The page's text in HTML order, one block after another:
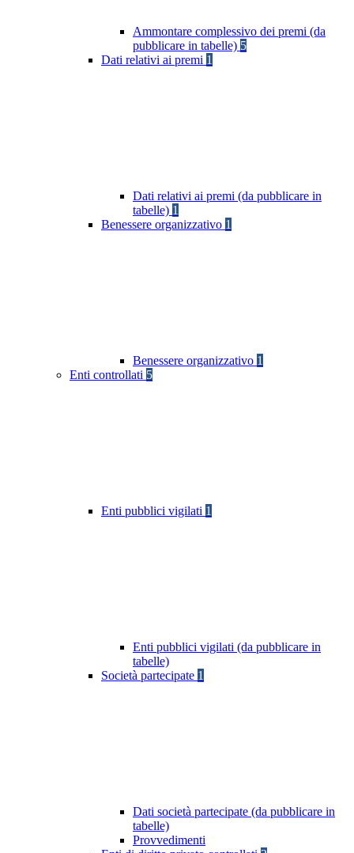
Ammontare complessivo dei premi (da
pubblicare in tabelle) 5
Dati relativi ai premi 1
Dati relativi ai premi (da pubblicare in
tabelle) 1
Benessere organizzativo 1
Benessere organizzativo 1
Enti controllati 5
Enti pubblici vigilati 1
Enti pubblici vigilati (da pubblicare in
tabelle)
Società partecipate 1
Dati società partecipate (da pubblicare in
tabelle)
Provvedimenti